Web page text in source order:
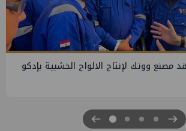
توعوي حول إدارة الأزمات